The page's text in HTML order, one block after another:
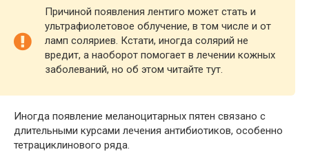
Причиной появления лентиго может стать и
ультрафиолетовое облучение, в том числе и от
ламп соляриев. Кстати, иногда солярий не
вредит, а наоборот помогает в лечении кожных
заболеваний, но об этом читайте тут.
Иногда появление меланоцитарных пятен связано с
длительными курсами лечения антибиотиков, особенно
тетрациклинового ряда.